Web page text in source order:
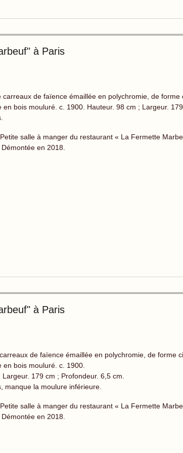
à Paris
carreaux de faïence émaillée en polychromie, de
en bois mouluré. c. 1900. Hauteur. 98 cm ; Largeur.
salle à manger du restaurant « La Fermette
en 2018.
à Paris
de faïence émaillée en polychromie, de forme
en bois mouluré. c. 1900.
Largeur. 179 cm ; Profondeur. 6,5 cm.
manque la moulure inférieure.
salle à manger du restaurant « La Fermette
en 2018.